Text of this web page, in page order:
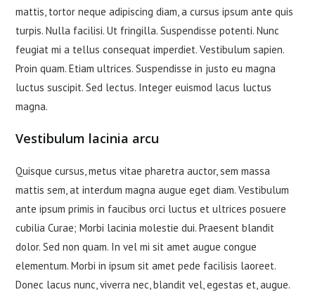
mattis, tortor neque adipiscing diam, a cursus ipsum ante quis
turpis. Nulla facilisi. Ut fringilla. Suspendisse potenti. Nunc
feugiat mi a tellus consequat imperdiet. Vestibulum sapien.
Proin quam. Etiam ultrices. Suspendisse in justo eu magna
luctus suscipit. Sed lectus. Integer euismod lacus luctus
magna.
Vestibulum lacinia arcu
Quisque cursus, metus vitae pharetra auctor, sem massa
mattis sem, at interdum magna augue eget diam. Vestibulum
ante ipsum primis in faucibus orci luctus et ultrices posuere
cubilia Curae; Morbi lacinia molestie dui. Praesent blandit
dolor. Sed non quam. In vel mi sit amet augue congue
elementum. Morbi in ipsum sit amet pede facilisis laoreet.
Donec lacus nunc, viverra nec, blandit vel, egestas et, augue.